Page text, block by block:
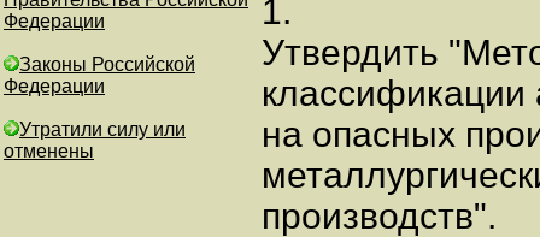
Федерации
Законы Российской
Федерации
Утратили силу или
отменены
1.
Утвердить
классификации
на опасных
производств".